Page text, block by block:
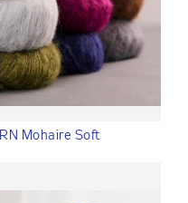
RN Mohaire Soft